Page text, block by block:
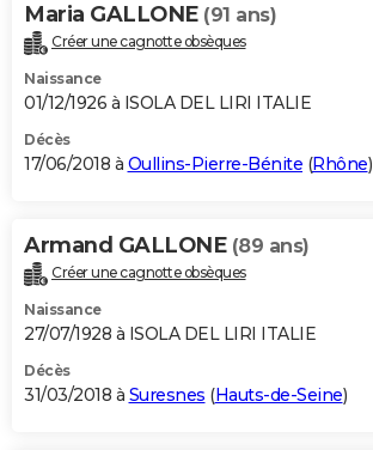
Maria GALLONE (91 ans)
Créer une cagnotte obsèques
Naissance
01/12/1926 à ISOLA DEL LIRI ITALIE
Décès
17/06/2018 à Oullins-Pierre-Bénite (Rhône)
Armand GALLONE (89 ans)
Créer une cagnotte obsèques
Naissance
27/07/1928 à ISOLA DEL LIRI ITALIE
Décès
31/03/2018 à Suresnes (Hauts-de-Seine)